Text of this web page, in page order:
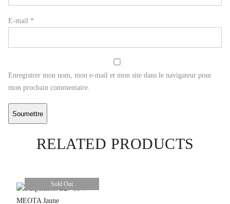
E-mail *
Enregistrer mon nom, mon e-mail et mon site dans le navigateur pour
mon prochain commentaire.
RELATED PRODUCTS
Sold Out